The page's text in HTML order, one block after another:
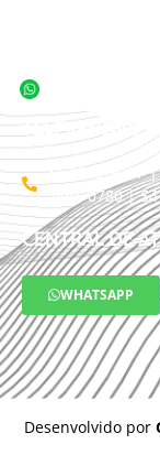
BLOG
TELEVENDAS /
11 3509-
3441-0780 |
CENTRAL DE
WHATSAPP
Desenvolvido por